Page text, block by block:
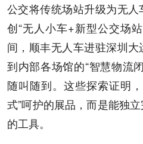
公交将传统场站升级为无
创“无人小车+新型公交场
间，顺丰无人车进驻深圳
到内部各场馆的“智慧物流
随叫随到。这些探索证明
式”呵护的展品，而是能独
的工具。